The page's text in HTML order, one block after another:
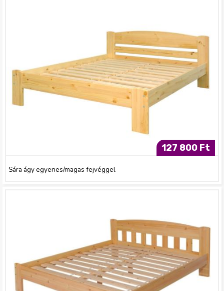
127 800 Ft
Sára ágy egyenes/magas fejvéggel